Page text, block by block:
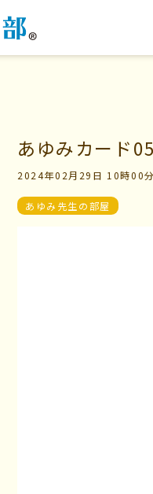
マイビリちゃん診断
あゆみカード
2024年02月29日 10時00分
あゆみ先生の部屋